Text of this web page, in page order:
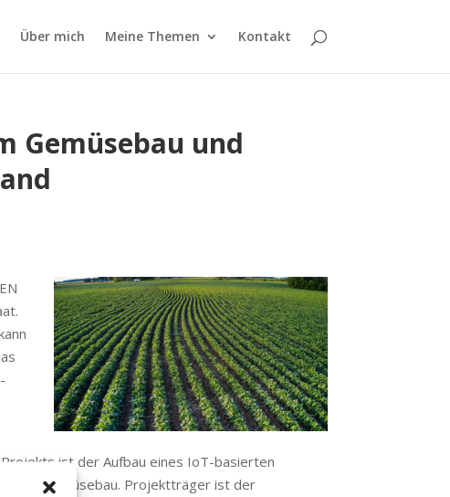
Über mich Meine Themen Kontakt
Gemüsebau und
ist der Aufbau eines IoT-basierten
Projektträger ist der